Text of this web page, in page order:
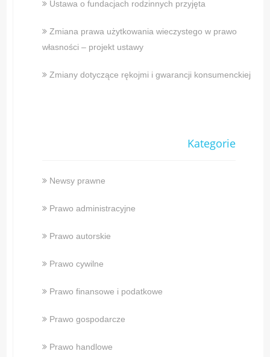
Ustawa o fundacjach rodzinnych przyjęta
Zmiana prawa użytkowania wieczystego w prawo
własności – projekt ustawy
Zmiany dotyczące rękojmi i gwarancji konsumenckiej
Kategorie
Newsy prawne
Prawo administracyjne
Prawo autorskie
Prawo cywilne
Prawo finansowe i podatkowe
Prawo gospodarcze
Prawo handlowe